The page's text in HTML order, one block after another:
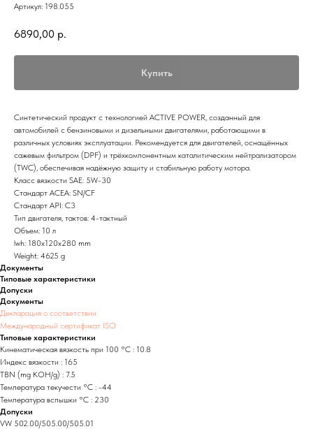
Артикул: 198.055
6890,00 р.
Купить
Синтетический продукт с технологией ACTIVE POWER, созданный для
автомобилей с бензиновыми и дизельными двигателями, работающими в
различных условиях эксплуатации. Рекомендуется для двигателей, оснащённых
сажевым фильтром (DPF) и трёхкомпонентным каталитическим нейтрализатором
(TWC), обеспечивая надёжную защиту и стабильную работу мотора.
Класс вязкости SAE: 5W-30
Стандарт ACEA: SN/CF
Стандарт API: C3
Тип двигателя, тактов: 4-тактный
Объем: 10 л
lwh: 180x120x280 mm
Weight: 4625 g
Документы
Типовые характеристики
Допуски
Документы
Декларация о соответствии
Международный сертификат ISO
Типовые характеристики
Кинематическая вязкость при 100 °C : 10.8
Индекс вязкости : 165
TBN (mg KOH/g) : 7.5
Температура текучести °C : -44
Температура вспышки °C : 230
Допуски
VW 502.00/505.00/505.01